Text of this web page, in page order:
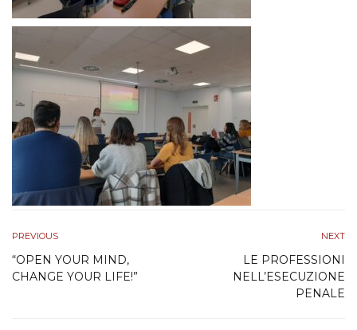
PREVIOUS
“OPEN YOUR MIND,
CHANGE YOUR LIFE!”
NEXT
LE PROFESSIONI
NELL’ESECUZIONE
PENALE